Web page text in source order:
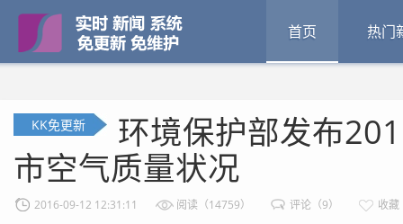
首页 热门
KK免更新
环境保护部发布
市空气质量状况
2016-09-12 12:31:11 阅读（14759） 评论（9） 收藏